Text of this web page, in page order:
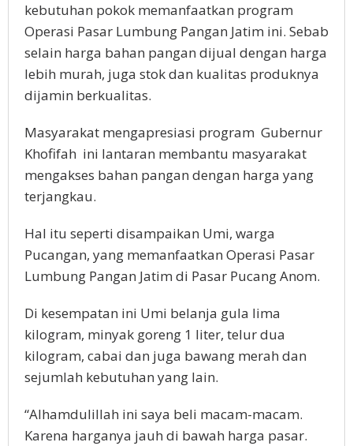
kebutuhan pokok memanfaatkan program
Operasi Pasar Lumbung Pangan Jatim ini. Sebab
selain harga bahan pangan dijual dengan harga
lebih murah, juga stok dan kualitas produknya
dijamin berkualitas.
Masyarakat mengapresiasi program Gubernur
Khofifah ini lantaran membantu masyarakat
mengakses bahan pangan dengan harga yang
terjangkau.
Hal itu seperti disampaikan Umi, warga
Pucangan, yang memanfaatkan Operasi Pasar
Lumbung Pangan Jatim di Pasar Pucang Anom.
Di kesempatan ini Umi belanja gula lima
kilogram, minyak goreng 1 liter, telur dua
kilogram, cabai dan juga bawang merah dan
sejumlah kebutuhan yang lain.
“Alhamdulillah ini saya beli macam-macam.
Karena harganya jauh di bawah harga pasar.